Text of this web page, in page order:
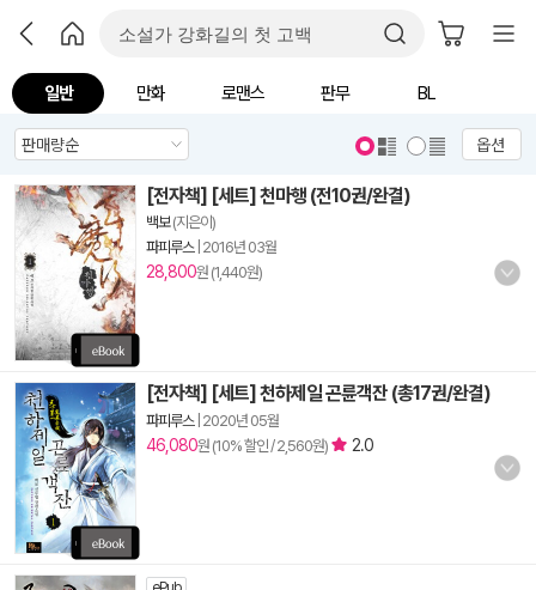
일반 만화 로맨스 판무 BL
옵션
[전자책] [세트] 천마행 (전10권/완결)
백보(지은이)
파피루스| 2016년 03월
28,800원 (1,440원)
[전자책] [세트] 천하제일 곤륜객잔 (총17권/완결)
파피루스| 2020년 05월
46,080원 (10% 할인 / 2,560원) 2.0